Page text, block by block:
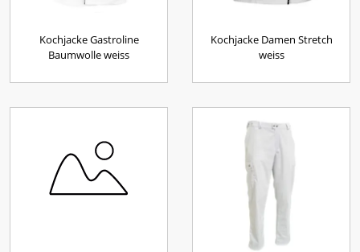
Kochjacke Gastroline
Baumwolle weiss
Kochjacke Damen Stretch
weiss